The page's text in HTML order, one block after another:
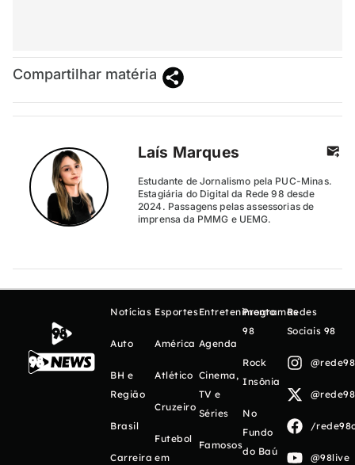
Compartilhar matéria
Laís Marques
Estudante de Jornalismo pela PUC-Minas.
Estagiária do Digital da Rede 98 desde
2024. Passagens pelas assessorias de
imprensa da PMMG e UEMG.
Notícias
Auto
BH e
Região
Brasil
Carreira
Esportes
América
Atlético
Cruzeiro
Futebol
em
Entretenimento
Agenda
Cinema,
TV e
Séries
Famosos
Programas
98
Rock
Insônia
No
Fundo
do Baú
Redes
Sociais 98
/
@98live